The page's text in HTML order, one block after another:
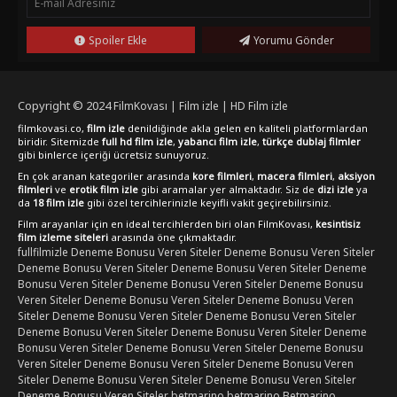
izleyebilirsiniz. Korku ve gerilim dolu bir gece geçirmek
isteyenler için bu film tam bir seçenek olabilir. Sinema keyfini
evinizin konforunda yaşamak isteyenler için ideal bir seçim!
Spoiler Ekle Yorumu Gönder
Copyright © 2024FilmKovası | Film izle | HD Film izle
filmkovasi.co, film izle denildiğinde akla gelen en kaliteli platformlardan
biridir. Sitemizde full hd film izle, yabancı film izle, türkçe dublaj filmler
gibi binlerce içeriği ücretsiz sunuyoruz.
En çok aranan kategoriler arasında kore filmleri, macera filmleri, aksiyon
filmleri ve erotik film izle gibi aramalar yer almaktadır. Siz de dizi izle ya
da 18 film izle gibi özel tercihlerinizle keyifli vakit geçirebilirsiniz.
Film arayanlar için en ideal tercihlerden biri olan FilmKovası, kesintisiz
film izleme siteleri arasında öne çıkmaktadır.
fullfilmizle Deneme Bonusu Veren SitelerDeneme Bonusu Veren Siteler
Deneme Bonusu Veren SitelerDeneme Bonusu Veren SitelerDeneme
Bonusu Veren SitelerDeneme Bonusu Veren SitelerDeneme Bonusu
Veren SitelerDeneme Bonusu Veren SitelerDeneme Bonusu Veren
SitelerDeneme Bonusu Veren SitelerDeneme Bonusu Veren Siteler
Deneme Bonusu Veren SitelerDeneme Bonusu Veren SitelerDeneme
Bonusu Veren SitelerDeneme Bonusu Veren SitelerDeneme Bonusu
Veren SitelerDeneme Bonusu Veren SitelerDeneme Bonusu Veren
SitelerDeneme Bonusu Veren SitelerDeneme Bonusu Veren Siteler